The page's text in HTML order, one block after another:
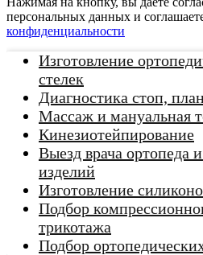
персональных данных и
конфиденциальности
Изготовление
стелек
Диагностика стоп,
Массаж и мануальная
Кинезиотейпирование
Выезд врача ортопеда
изделий
Изготовление
Подбор
трикотажа
Подбор